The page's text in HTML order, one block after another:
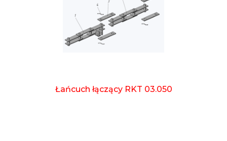
Łańcuch łączący RKT 03.050